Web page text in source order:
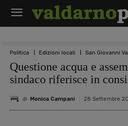
Politica Edizioni locali San Giovanni
Questione acqua e
sindaco riferisce in
di Monica Campani 28 Settembre